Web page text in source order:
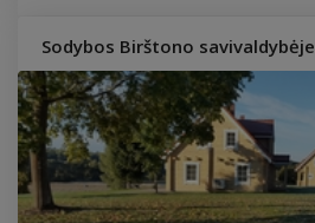
Sodybos Birštono savivaldybėje